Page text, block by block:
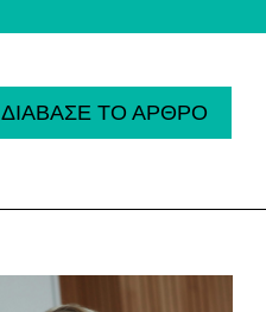
ΔΙΑΒΑΣΕ ΤΟ ΑΡΘΡΟ